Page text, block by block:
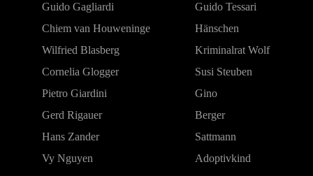
Guido Gagliardi
Guido Tessari
Chiem van Houweninge
Hänschen
Wilfried Blasberg
Kriminalrat Wolf
Cornelia Glogger
Susi Steuben
Pietro Giardini
Gino
Gerd Rigauer
Berger
Hans Zander
Sattmann
Vy Nguyen
Adoptivkind